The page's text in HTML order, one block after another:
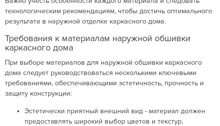
технологическим рекомендациям, чтобы достичь оптимального
результата в наружной отделке каркасного дома.
Требования к материалам наружной обшивки
каркасного дома
При выборе материалов для наружной обшивки каркасного
дома следует руководствоваться несколькими ключевыми
требованиями, обеспечивающими эстетичность, прочность и
защиту конструкции:
Эстетически приятный внешний вид - материал должен
предоставлять широкий выбор цветов и текстур,